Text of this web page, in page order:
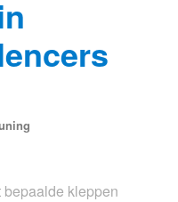
kleppen